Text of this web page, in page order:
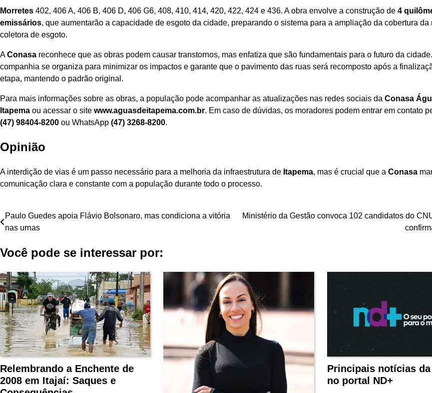
Morretes 402, 406 A, 406 B, 406 D, 406 G6, 408, 410, 414, 420, 422, 424 e 436. A obra envolve a construção de 4
emissários, que aumentarão a capacidade de esgoto da cidade, preparando o sistema para a ampliação da cobertura da
coletora de esgoto.
AConasa reconhece que as obras podem causar transtornos, mas enfatiza que são fundamentais para o futuro da
companhia se organiza para minimizar os impactos e garante que o pavimento das ruas será recomposto após a
etapa, mantendo o padrão original.
Para mais informações sobre as obras, a população pode acompanhar as atualizações nas redes sociais da Conasa
Itapema ou acessar o site www.aguasdeitapema.com.br. Em caso de dúvidas, os moradores podem entrar em contato
(47) 98404-8200 ou WhatsApp (47) 3268-8200.
Opinião
A interdição de vias é um passo necessário para a melhoria da infraestrutura de Itapema, mas é crucial que a Conasa
comunicação clara e constante com a população durante todo o processo.
Navegação
Post
Paulo Guedes apoia Flávio Bolsonaro, mas condiciona a vitória
nas urnas
Ministério da Gestão convoca 102 candidatos do
Você pode se interessar por:
Relembrando a Enchente de
2008 em Itajaí: Saques e
Principais notícias da
no portal ND+